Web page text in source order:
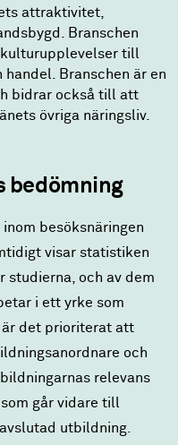
attraktivitet,
Branschen
till
handel. Branschen är en
bidrar också till att
övriga näringsliv.
bedömning
besöksnäringen
visar statistiken
och av dem
i ett yrke som
det prioriterat att
och
relevans
går vidare till
utbildning.